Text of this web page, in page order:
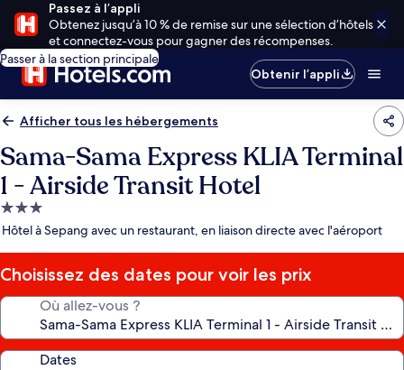
Passez à l’appli
Obtenez jusqu’à 10 % de remise sur une sélection d’hôtels
et connectez-vous pour gagner des récompenses.
Passer à la section principale
Obtenir l’appli
Afficher tous les hébergements
Sama-Sama Express KLIA Terminal
1 - Airside Transit Hotel
Hébergement
3.0 étoiles
Hôtel à Sepang avec un restaurant, en liaison directe avec l'aéroport
Choisissez des dates pour voir les prix
Où allez-vous ?
Dates